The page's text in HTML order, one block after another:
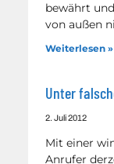
bewährt
von außen
Weiterlesen »
Unter
2. Juli 2012
Mit einer
Anrufer